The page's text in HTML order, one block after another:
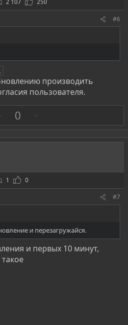
2 107
250
#6
производить
пользователя.
а
0
р
о
в
1
0
#7
и перезагружайся.
и первых 10 минут,